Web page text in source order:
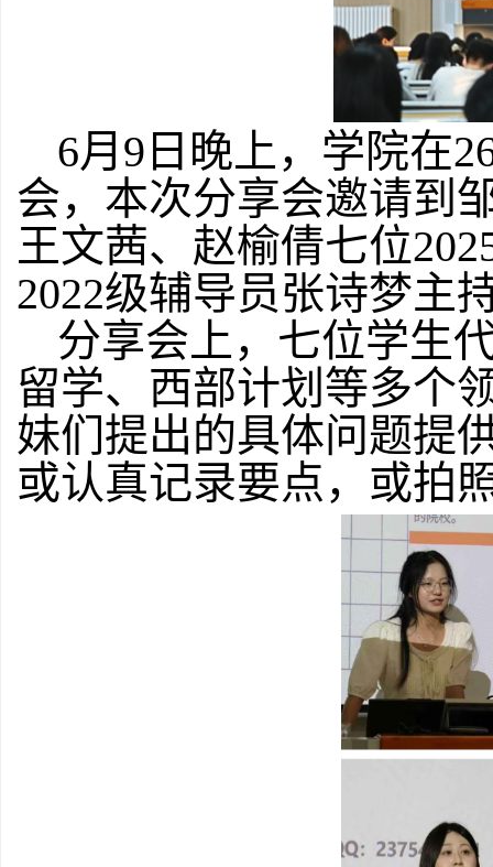
6月9日晚上，学院在
会，本次分享会邀请到
王文茜、赵榆倩七位
2022级辅导员张诗梦主
分享会上，七位学生
留学、西部计划等多个
妹们提出的具体问题提
或认真记录要点，或拍